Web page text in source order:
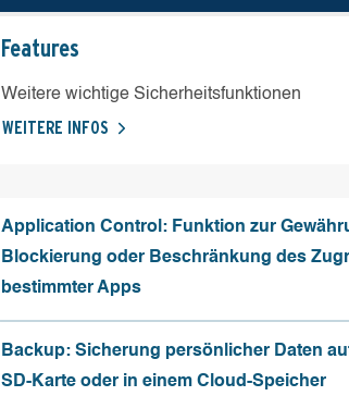
Features
Weitere wichtige Sicherheitsfunktionen
WEITERE INFOS
Application Control: Funktion zur
Blockierung oder Beschränkung des
bestimmter Apps
Backup: Sicherung persönlicher Daten
SD-Karte oder in einem Cloud-Speicher